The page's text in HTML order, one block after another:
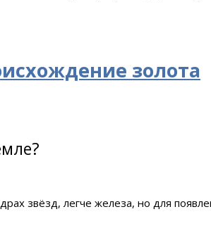
золота
звёзд, легче железа, но для